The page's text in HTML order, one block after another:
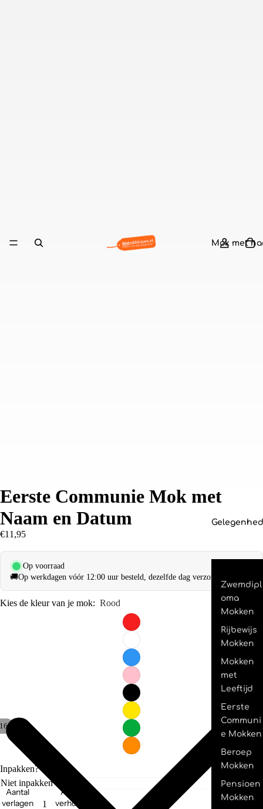
Mok met
Zwemdipl
oma
Mokken
Rijbewijs
Mokken
Mokken
met
Leeftijd
Eerste
Communi
e Mokken
Beroep
Mokken
Pensioen
Mokken
Eerste Communie Mok met
Naam en Datum
€11,95
Op voorraad
🚚Op werkdagen vóór 12:00 uur besteld, dezelfde dag verzonden.
Kies de kleur van je mok: Rood
Inpakken?
Aantal
verlagen
Aantal
verhogen